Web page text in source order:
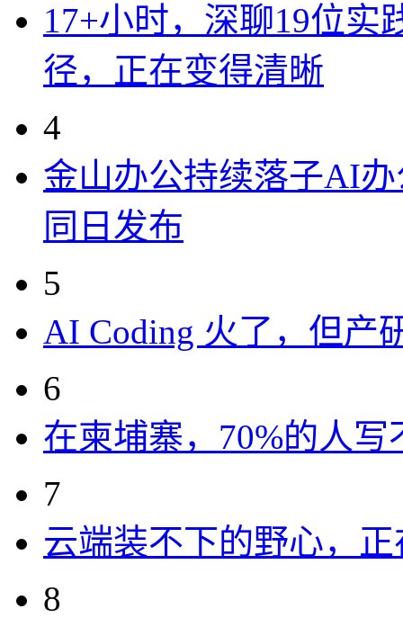
17+小时，深聊19位实
径，正在变得清晰
4
金山办公持续落子AI办
同日发布
5
AI Coding 火了，但产
6
在柬埔寨，70%的人写
7
云端装不下的野心，
8